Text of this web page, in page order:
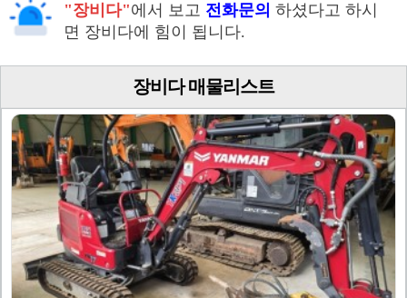
"장비다"에서 보고 전화문의 하셨다고 하시
면 장비다에 힘이 됩니다.
장비다 매물리스트